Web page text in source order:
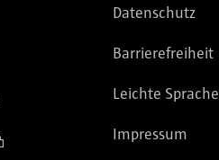
Datenschutz
Barrierefreiheit
Leichte Sprache
Impressum